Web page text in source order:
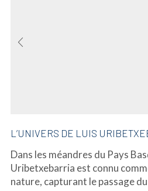
L’UNIVERS DE LUIS
Dans les méandres du Pays
Uribetxebarria est connu
nature, capturant le passage